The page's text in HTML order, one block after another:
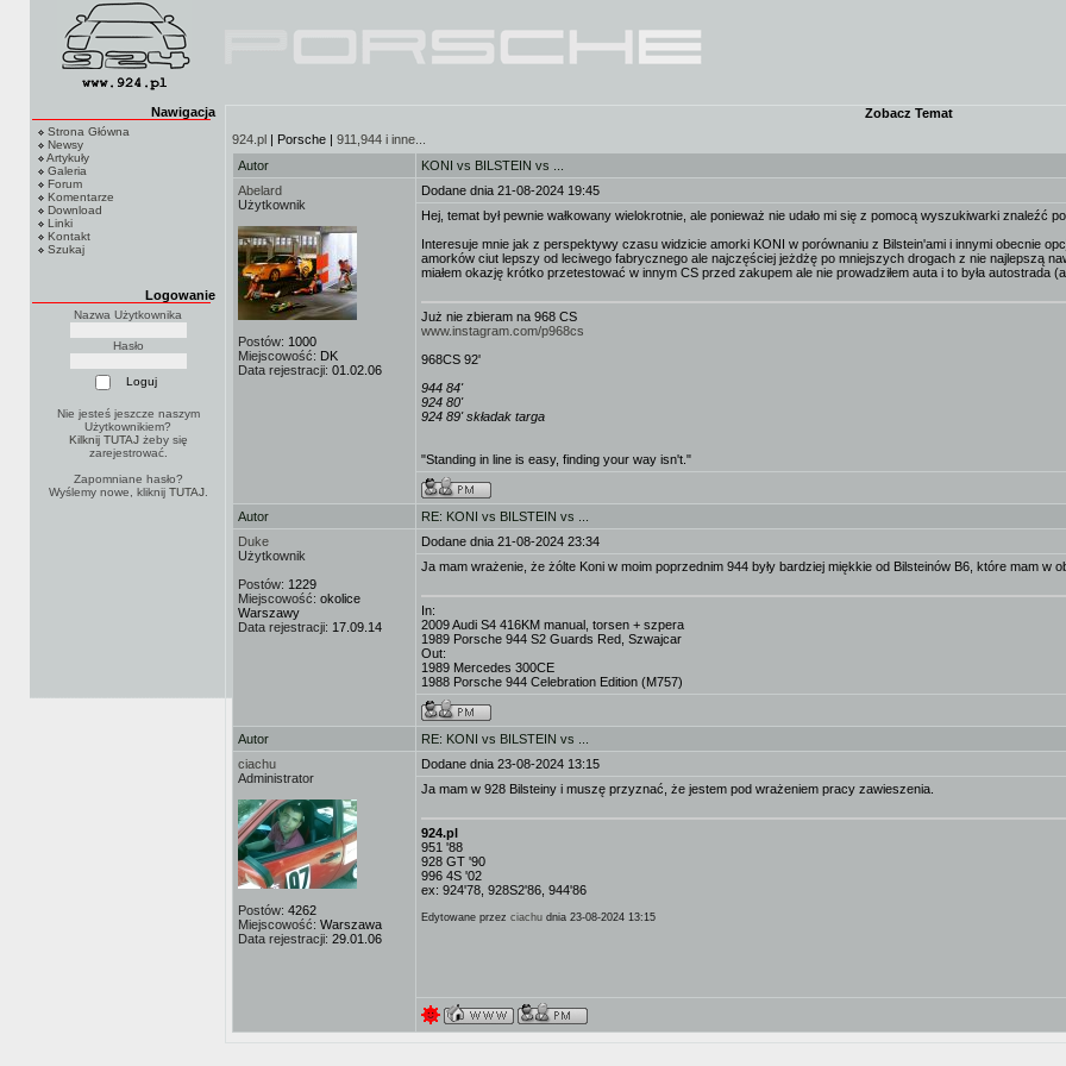
Nawigacja
Strona Główna
Newsy
Artykuły
Galeria
Forum
Komentarze
Download
Linki
Kontakt
Szukaj
Logowanie
Nazwa Użytkownika
Hasło
Nie jesteś jeszcze naszym
Użytkownikiem?
Kilknij TUTAJżeby się
zarejestrować.
Zapomniane hasło?
Wyślemy nowe, kliknij TUTAJ.
Zobacz Temat
924.pl | Porsche | 911,944 i inne...
Autor
KONI vs BILSTEIN vs ...
Abelard
Użytkownik
Postów: 1000
Miejscowość: DK
Data rejestracji: 01.02.06
Dodane dnia 21-08-2024 19:45
Hej, temat był pewnie wałkowany wielokrotnie, ale ponieważ nie udało mi się z pomocą wyszukiwarki znaleźć
Interesuje mnie jak z perspektywy czasu widzicie amorki KONI w porównaniu z Bilstein'ami i innymi obecnie
amorków ciut lepszy od leciwego fabrycznego ale najczęściej jeżdżę po mniejszych drogach z nie najlepszą
miałem okazję krótko przetestować w innym CS przed zakupem ale nie prowadziłem auta i to była autostrada
Już nie zbieram na 968 CS
www.instagram.com/p968cs
968CS 92'
944 84'
924 80'
924 89' składak targa
"Standing in line is easy, finding your way isn't."
Autor
RE: KONI vs BILSTEIN vs ...
Duke
Użytkownik
Postów: 1229
Miejscowość: okolice
Warszawy
Data rejestracji: 17.09.14
Dodane dnia 21-08-2024 23:34
Ja mam wrażenie, że żólte Koni w moim poprzednim 944 były bardziej miękkie od Bilsteinów B6, które mam w
In:
2009 Audi S4 416KM manual, torsen + szpera
1989 Porsche 944 S2 Guards Red, Szwajcar
Out:
1989 Mercedes 300CE
1988 Porsche 944 Celebration Edition (M757)
Autor
RE: KONI vs BILSTEIN vs ...
ciachu
Administrator
Postów: 4262
Miejscowość: Warszawa
Data rejestracji: 29.01.06
Dodane dnia 23-08-2024 13:15
Ja mam w 928 Bilsteiny i muszę przyznać, że jestem pod wrażeniem pracy zawieszenia.
924.pl
951 '88
928 GT '90
996 4S '02
ex: 924'78, 928S2'86, 944'86
Edytowane przez ciachu dnia 23-08-2024 13:15